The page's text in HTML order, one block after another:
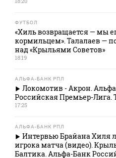
ФУТБОЛ
«Хиль возвращается — мы
кормильцем». Талалаев —
над «Крыльями Советов»
18:19
АЛЬФА-БАНК РПЛ
Локомотив - Акрон.
Российская Премьер-Лига.
17:25
АЛЬФА-БАНК РПЛ
Интервью Брайана Хиля
игрока матча (видео).
Балтика. Альфа-Банк